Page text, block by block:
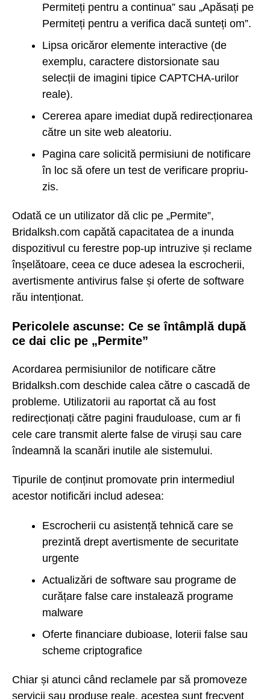
Permiteți pentru a continua” sau „Apăsați pe
Permiteți pentru a verifica dacă sunteți om”.
Lipsa oricăror elemente interactive (de
exemplu, caractere distorsionate sau
selecții de imagini tipice CAPTCHA-urilor
reale).
Cererea apare imediat după redirecționarea
către un site web aleatoriu.
Pagina care solicită permisiuni de notificare
în loc să ofere un test de verificare propriu-
zis.
Odată ce un utilizator dă clic pe „Permite”,
Bridalksh.com capătă capacitatea de a inunda
dispozitivul cu ferestre pop-up intruzive și reclame
înșelătoare, ceea ce duce adesea la escrocherii,
avertismente antivirus false și oferte de software
rău intenționat.
Pericolele ascunse: Ce se întâmplă după
ce dai clic pe „Permite”
Acordarea permisiunilor de notificare către
Bridalksh.com deschide calea către o cascadă de
probleme. Utilizatorii au raportat că au fost
redirecționați către pagini frauduloase, cum ar fi
cele care transmit alerte false de viruși sau care
îndeamnă la scanări inutile ale sistemului.
Tipurile de conținut promovate prin intermediul
acestor notificări includ adesea:
Escrocherii cu asistență tehnică care se
prezintă drept avertismente de securitate
urgente
Actualizări de software sau programe de
curățare false care instalează programe
malware
Oferte financiare dubioase, loterii false sau
scheme criptografice
Chiar și atunci când reclamele par să promoveze
servicii sau produse reale, acestea sunt frecvent